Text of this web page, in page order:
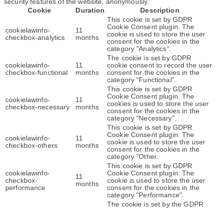
security features of the website, anonymously.
Cookie
Duration Description
cookielawinfo-
checkbox-analytics
11
months
This cookie is set by GDPR
Cookie Consent plugin. The
cookie is used to store the user
consent for the cookies in the
category "Analytics".
cookielawinfo-
checkbox-functional
11
months
The cookie is set by GDPR
cookie consent to record the user
consent for the cookies in the
category "Functional".
cookielawinfo-
checkbox-necessary
11
months
This cookie is set by GDPR
Cookie Consent plugin. The
cookies is used to store the user
consent for the cookies in the
category "Necessary".
cookielawinfo-
checkbox-others
11
months
This cookie is set by GDPR
Cookie Consent plugin. The
cookie is used to store the user
consent for the cookies in the
category "Other.
cookielawinfo-
checkbox-
performance
11
months
This cookie is set by GDPR
Cookie Consent plugin. The
cookie is used to store the user
consent for the cookies in the
category "Performance".
The cookie is set by the GDPR